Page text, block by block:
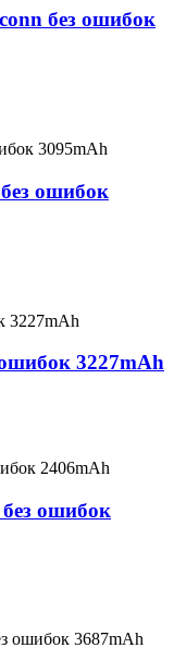
без ошибок
ошибок
3227mAh
ошибок